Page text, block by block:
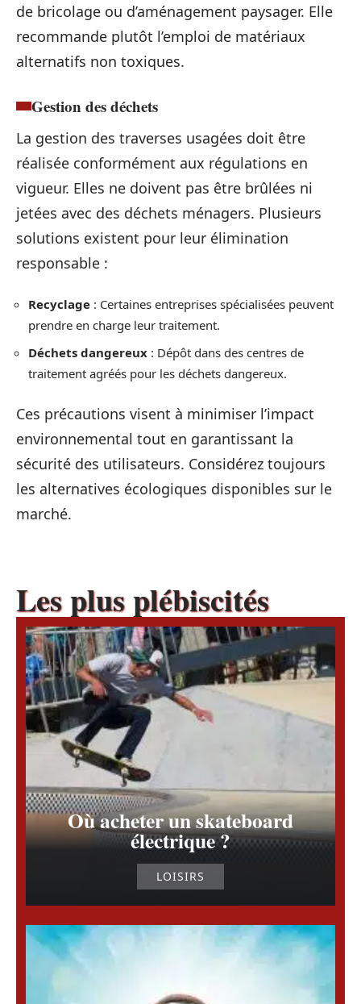
de bricolage ou d’aménagement paysager. Elle
recommande plutôt l’emploi de matériaux
alternatifs non toxiques.
Gestion des déchets
La gestion des traverses usagées doit être
réalisée conformément aux régulations en
vigueur. Elles ne doivent pas être brûlées ni
jetées avec des déchets ménagers. Plusieurs
solutions existent pour leur élimination
responsable :
Recyclage : Certaines entreprises spécialisées peuvent
prendre en charge leur traitement.
Déchets dangereux : Dépôt dans des centres de
traitement agréés pour les déchets dangereux.
Ces précautions visent à minimiser l’impact
environnemental tout en garantissant la
sécurité des utilisateurs. Considérez toujours
les alternatives écologiques disponibles sur le
marché.
Les plus plébiscités
Où acheter un skateboard
électrique ?
LOISIRS